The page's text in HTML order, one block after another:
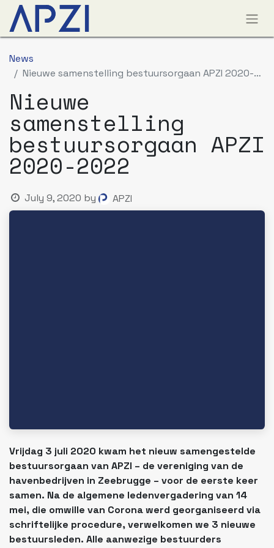
News
Nieuwe samenstelling bestuursorgaan APZI 2020-2022
Nieuwe
samenstelling
bestuursorgaan APZI
2020-2022
July 9, 2020 by APZI
Vrijdag 3 juli 2020 kwam het nieuw samengestelde
bestuursorgaan van APZI – de vereniging van de
havenbedrijven in Zeebrugge – voor de eerste keer
samen. Na de algemene ledenvergadering van 14
mei, die omwille van Corona werd georganiseerd via
schriftelijke procedure, verwelkomen we 3 nieuwe
bestuursleden. Alle aanwezige bestuurders